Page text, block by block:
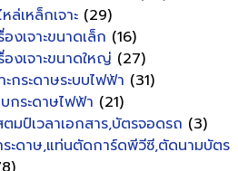
หล่เหล็กเจาะ (29)
องเจาะขนาดเล็ก (16)
องเจาะขนาดใหญ่ (27)
ะกระดาษระบบไฟฟ้า (31)
กระดาษไฟฟ้า (21)
ตมป์เวลาเอกสาร,บัตรจอดรถ (3)
ะดาษ,แท่นตัดการ์ดพีวีซี,ตัดนามบัตร